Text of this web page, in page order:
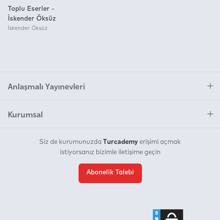
Toplu Eserler -
İskender Öksüz
İskender Öksüz
Anlaşmalı Yayınevleri
Kurumsal
Siz de kurumunuzda Turcademy erişimi açmak
istiyorsanız bizimle iletişime geçin
Abonelik Talebi